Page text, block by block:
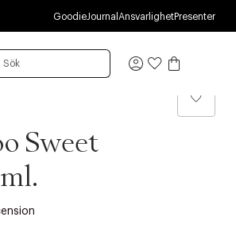
GoodieJournal AnsvarlighetPresenter
Logga
Sweet